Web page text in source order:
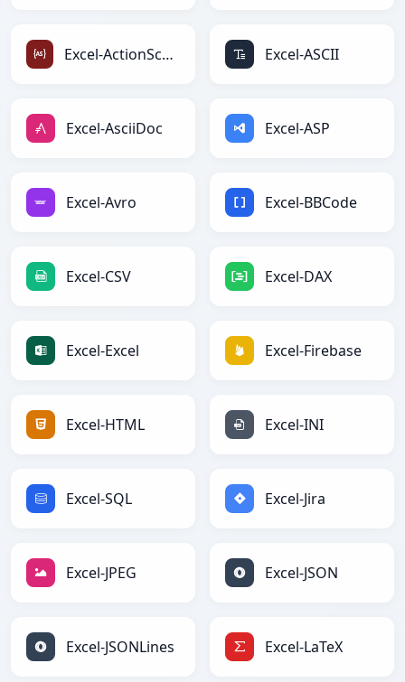
Excel-ActionScript Excel-ASCII
Excel-AsciiDoc Excel-ASP
Excel-Avro Excel-BBCode
Excel-CSV Excel-DAX
Excel-Excel Excel-Firebase
Excel-HTML Excel-INI
Excel-SQL Excel-Jira
Excel-JPEG Excel-JSON
Excel-JSONLines Excel-LaTeX